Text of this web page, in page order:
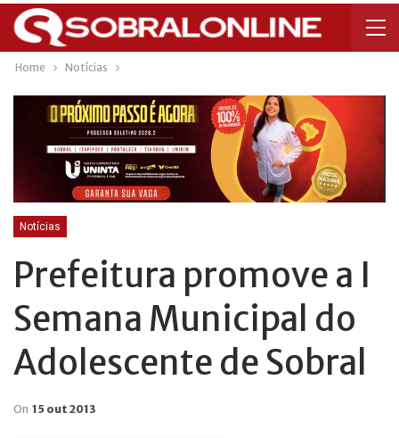
Home Notícias
Notícias
Prefeitura promove a I
Semana Municipal do
Adolescente de Sobral
On 15 out 2013